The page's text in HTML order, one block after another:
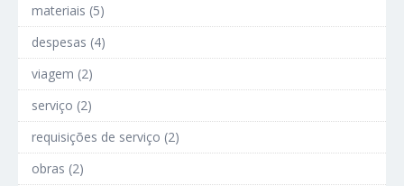
materiais (5)
despesas (4)
viagem (2)
serviço (2)
requisições de serviço (2)
obras (2)